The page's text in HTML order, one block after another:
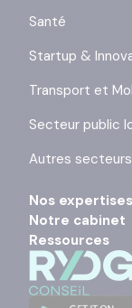
Santé
Startup &
Transport et
Secteur public
Autres secteurs
Nos expertises
Notre cabinet
Ressources